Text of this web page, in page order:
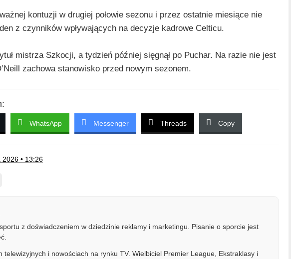
kontuzji w drugiej połowie sezonu i przez ostatnie miesiące nie
z czynników wpływających na decyzje kadrowe Celticu.
mistrza Szkocji, a tydzień później sięgnął po Puchar. Na razie nie jest
zachowa stanowisko przed nowym sezonem.
WhatsApp Messenger Threads Copy
2026 • 13:26
z doświadczeniem w dziedzinie reklamy i marketingu. Pisanie o sporcie jest
telewizyjnych i nowościach na rynku TV. Wielbiciel Premier League, Ekstraklasy i